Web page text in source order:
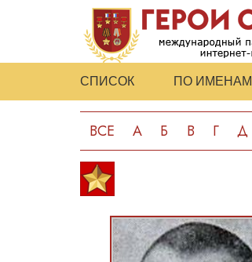
СПИСОК ПО ИМЕНАМ
ВСЕ А Б В Г Д